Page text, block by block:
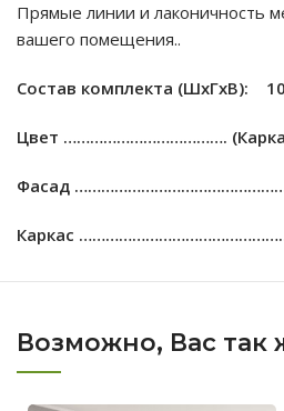
Прямые линии и лаконичность
вашего помещения..
Состав комплекта (ШxГxВ):
Цвет ……………………………….
Фасад
Каркас
Возможно, Вас так